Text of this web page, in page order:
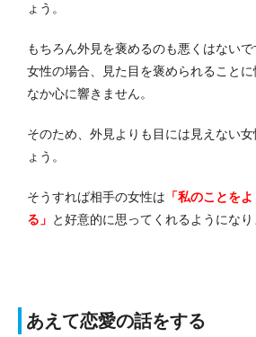
ょう。
もちろん外見を褒めるのも悪くはない
女性の場合、見た目を褒められること
なか心に響きません。
そのため、外見よりも目には見えない
ょう。
そうすれば相手の女性は 「私のことを
る」 と好意的に思ってくれるようになり
あえて恋愛の話をする